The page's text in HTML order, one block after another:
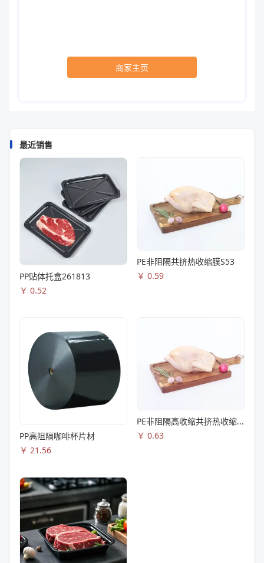
商家主页
最近销售
PP贴体托盒261813
￥ 0.52
PE非阻隔共挤热收缩膜S53
￥ 0.59
PP高阻隔咖啡杯片材
￥ 21.56
PE非阻隔高收缩共挤热收缩膜S83
￥ 0.63